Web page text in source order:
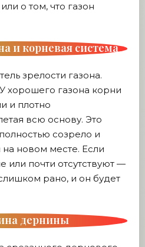
о том, что газон
и корневая система
зрелости газона.
хорошего газона корни
и плотно
всю основу. Это
созрело и
новом месте. Если
или почти отсутствуют —
рано, и он будет
дернины